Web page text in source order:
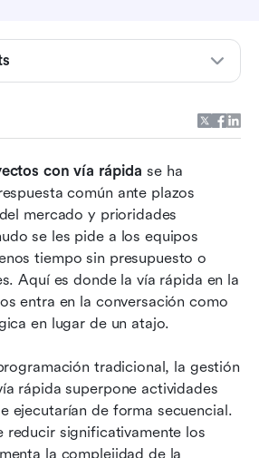
con vía rápida se ha
común ante plazos
mercado y prioridades
se les pide a los equipos
tiempo sin presupuesto o
Aquí es donde la vía rápida en la
entra en la conversación como
en lugar de un atajo.
tradicional, la gestión
rápida superpone actividades
ejecutarían de forma secuencial.
reducir significativamente los
la complejidad de la
bien
perder el control
desviando
plataforma moderna que
rápido, fácil y preciso
acelerada para